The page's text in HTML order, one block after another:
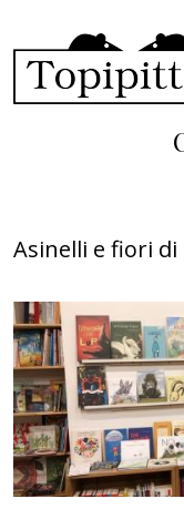
Asinelli e fiori di